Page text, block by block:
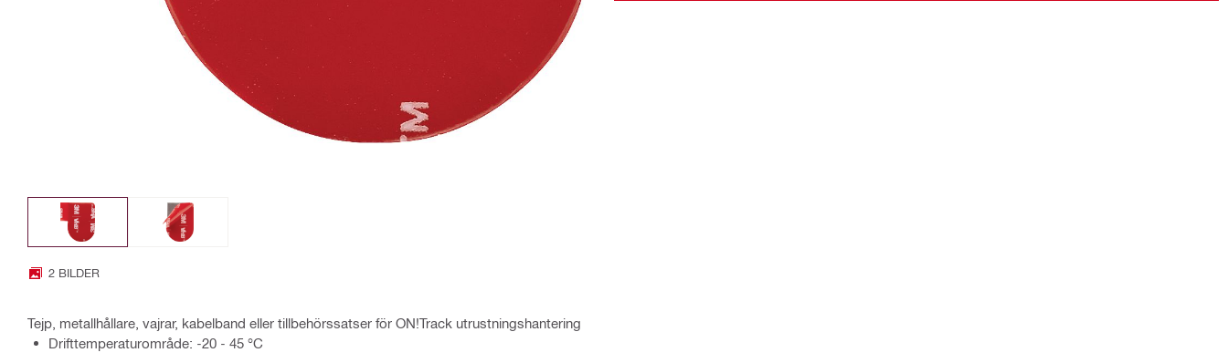
2 BILDER
Tejp, metallhållare, vajrar, kabelband eller tillbehörssatser för ON!Track utrustningshantering
Drifttemperaturområde: -20 - 45 °C